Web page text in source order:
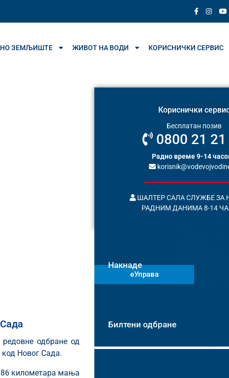
ЗЕМЉИШТЕ ЖИВОТ НА ВОДИ КОРИСНИЧКИ СЕРВИС
одбране од
Новог Сада.
километара мања
Кориснички
Бесплатан позив
0800 21 21
Радно време 9-14
ШАЛТЕР САЛА СЛУЖБЕ ЗА
РАДНИМ ДАНИМА 8-14
Накнаде
еУправа
Билтени одбране